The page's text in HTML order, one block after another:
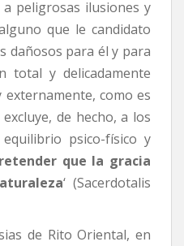
peligrosas ilusiones y
que le candidato
dañosos para él y para
total y delicadamente
como es
de hecho, a los
psico-físico y
que la gracia
‘ (Sacerdotalis
de Rito Oriental, en